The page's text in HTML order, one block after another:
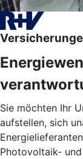
Sie möchten Ihr
aufstellen, sich
Photovoltaik-